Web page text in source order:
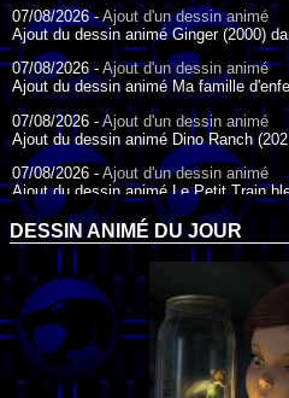
07/08/2026 -Ajout d'un dessin animé
Ajout du dessin animé Ginger (2000)
07/08/2026 - Ajout d'un dessin animé
Ajout du dessin animé Ma famille
07/08/2026 - Ajout d'un dessin animé
Ajout du dessin animé Dino Ranch
07/08/2026 - Ajout d'un dessin animé
Ajout du dessin animé Le Petit Train
07/08/2026 -Ajout d'un dessin animé
Ajout du dessin animé Agent Spécial
17/07/2026 -Ajout d'un dessin animé
Ajout du dessin animé Peter Pan
17/07/2026 -
Ajout d'un dessin animé
Ajout du dessin animé Le Bossu de
DESSIN ANIMÉ DU JOUR